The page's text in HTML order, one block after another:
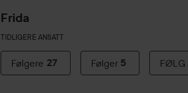
Frida
TIDLIGERE ANSATT
Følgere 27 Følger 5 FØLG